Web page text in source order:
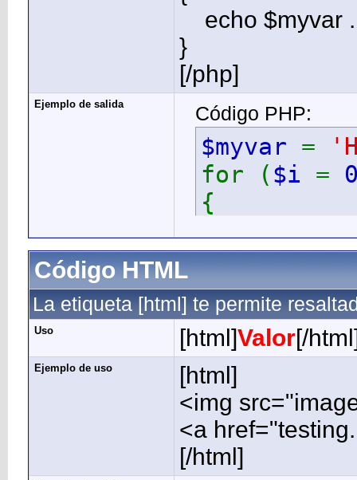
echo $myvar
}
[/php]
Ejemplo de salida Código PHP:
$myvar =
for ( $i =
{
echo
}
Código HTML
La etiqueta [html] te permite
Uso [html]Valor[/
Ejemplo de uso
[html]
<img
<a
[/html]